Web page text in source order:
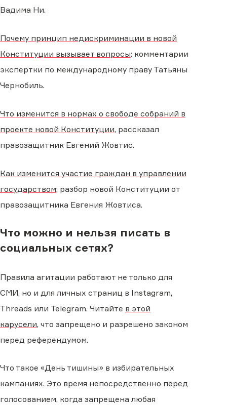
Вадима Ни.
Почему принцип недискриминации в новой
Конституции вызывает вопросы: комментарии
экспертки по международному праву Татьяны
Чернобиль.
Что изменится в нормах о свободе собраний в
проекте новой Конституции, рассказал
правозащитник Евгений Жовтис.
Как изменится участие граждан в управлении
государством: разбор новой Конституции от
правозащитника Евгения Жовтиса.
Что можно и нельзя писать в
социальных сетях?
Правила агитации работают не только для
СМИ, но и для личных страниц в Instagram,
Threads или Telegram. Читайте в этой
карусели, что запрещено и разрешено законом
перед референдумом.
Что такое «День тишины» в избирательных
кампаниях. Это время непосредственно перед
голосованием, когда запрещена любая